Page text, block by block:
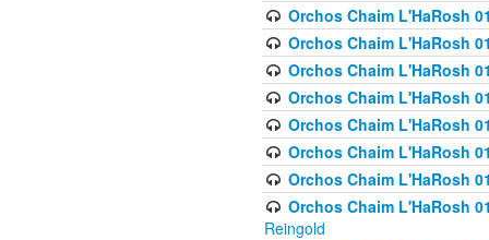
Orchos Chaim L'HaRosh
Orchos Chaim L'HaRosh
Orchos Chaim L'HaRosh
Orchos Chaim L'HaRosh
Orchos Chaim L'HaRosh
Orchos Chaim L'HaRosh
Orchos Chaim L'HaRosh
Orchos Chaim L'HaRosh
Reingold